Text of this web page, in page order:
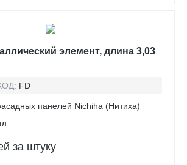
элемент, длина 3,03
FD
панелей Nichiha (Нитиха)
за штуку